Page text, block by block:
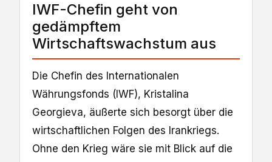
IWF-Chefin geht von
gedämpftem
Wirtschaftswachstum aus
Die Chefin des Internationalen
Währungsfonds (IWF), Kristalina
Georgieva, äußerte sich besorgt über die
wirtschaftlichen Folgen des Irankriegs.
Ohne den Krieg wäre sie mit Blick auf die